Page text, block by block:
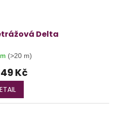
Delta
(>20 m)
Kč